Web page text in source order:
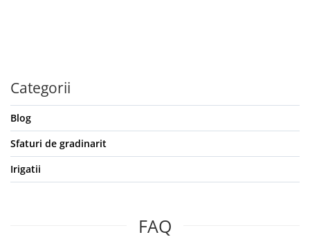
Categorii
Blog
Sfaturi de gradinarit
Irigatii
FAQ